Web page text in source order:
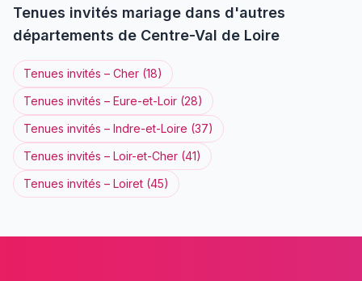
Tenues invités mariage dans d'autres
départements de Centre-Val de Loire
Tenues invités – Cher (18)
Tenues invités – Eure-et-Loir (28)
Tenues invités – Indre-et-Loire (37)
Tenues invités – Loir-et-Cher (41)
Tenues invités – Loiret (45)